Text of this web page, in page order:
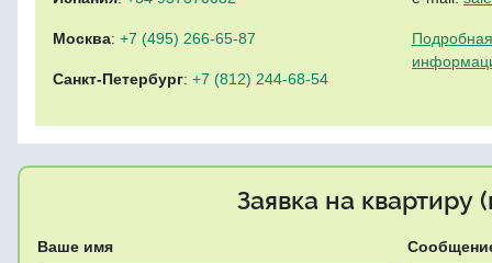
Москва: +7 (495) 266-65-87
Санкт-Петербург: +7 (812) 244-68-54
Заявка на квартиру
Ваше имя